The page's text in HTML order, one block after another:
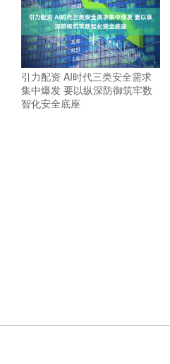
引力配资 AI时代三类安全需求
集中爆发 要以纵深防御筑牢数
智化安全底座